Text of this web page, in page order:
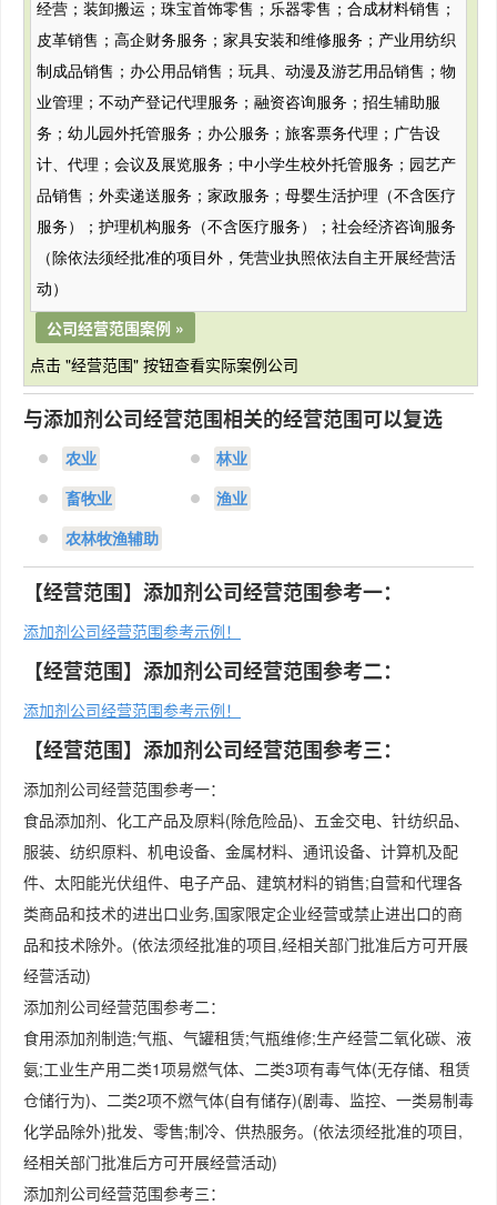
经营；装卸搬运；珠宝首饰零售；乐器零售；合成材料销售；
皮革销售；高企财务服务；家具安装和维修服务；产业用纺织
制成品销售；办公用品销售；玩具、动漫及游艺用品销售；物
业管理；不动产登记代理服务；融资咨询服务；招生辅助服
务；幼儿园外托管服务；办公服务；旅客票务代理；广告设
计、代理；会议及展览服务；中小学生校外托管服务；园艺产
品销售；外卖递送服务；家政服务；母婴生活护理（不含医疗
服务）；护理机构服务（不含医疗服务）；社会经济咨询服务
（除依法须经批准的项目外，凭营业执照依法自主开展经营活
动）
公司经营范围案例 »
点击 "经营范围" 按钮查看实际案例公司
与添加剂公司经营范围相关的经营范围可以复选
农业 林业
畜牧业 渔业
农林牧渔辅助
【经营范围】添加剂公司经营范围参考一：
添加剂公司经营范围参考示例！
【经营范围】添加剂公司经营范围参考二：
添加剂公司经营范围参考示例！
【经营范围】添加剂公司经营范围参考三：
添加剂公司经营范围参考一：
食品添加剂、化工产品及原料(除危险品)、五金交电、针纺织品、
服装、纺织原料、机电设备、金属材料、通讯设备、计算机及配
件、太阳能光伏组件、电子产品、建筑材料的销售;自营和代理各
类商品和技术的进出口业务,国家限定企业经营或禁止进出口的商
品和技术除外。(依法须经批准的项目,经相关部门批准后方可开展
经营活动)
添加剂公司经营范围参考二：
食用添加剂制造;气瓶、气罐租赁;气瓶维修;生产经营二氧化碳、液
氨;工业生产用二类1项易燃气体、二类3项有毒气体(无存储、租赁
仓储行为)、二类2项不燃气体(自有储存)(剧毒、监控、一类易制毒
化学品除外)批发、零售;制冷、供热服务。(依法须经批准的项目,
经相关部门批准后方可开展经营活动)
添加剂公司经营范围参考三：